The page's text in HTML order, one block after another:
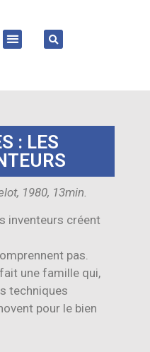
: LES
1980, 13min.
inventeurs créent
pas.
une famille qui,
techniques
pour le bien